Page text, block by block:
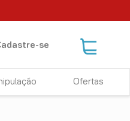
se
Ofertas